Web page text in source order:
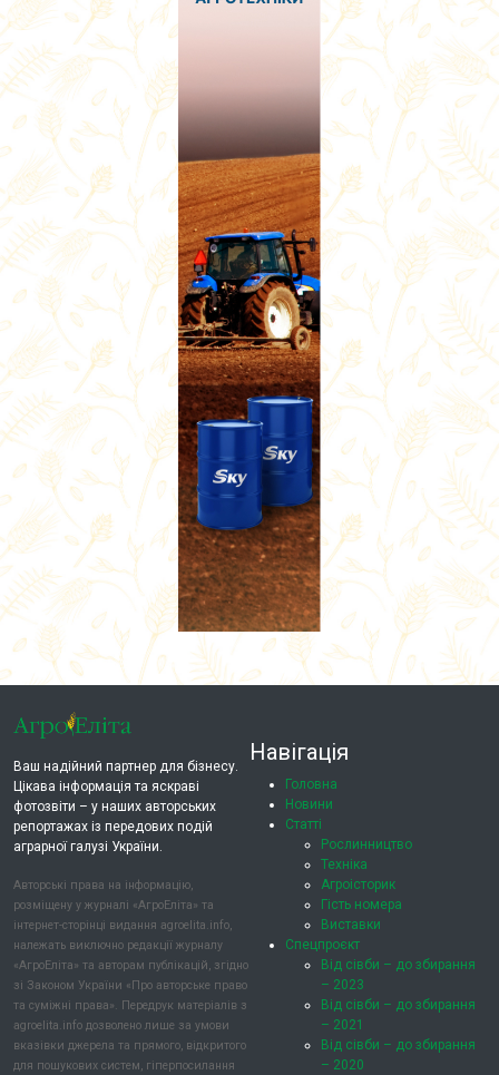
Ваш надійний партнер для бізнесу.
Цікава інформація та яскраві
фотозвіти – у наших авторських
репортажах із передових подій
аграрної галузі України.
Авторські права на інформацію,
розміщену у журналі «АгроЕліта» та
інтернет-сторінці видання agroelita.info,
належать виключно редакції журналу
«АгроЕліта» та авторам публікацій, згідно
зі Законом України «Про авторське право
та суміжні права». Передрук матеріалів з
agroelita.info дозволено лише за умови
вказівки джерела та прямого, відкритого
для пошукових систем, гіперпосилання
Навігація
Головна
Новини
Статті
Рослинництво
Техніка
Агроісторик
Гість номера
Виставки
Спецпроєкт
Від сівби – до збирання
– 2023
Від сівби – до збирання
– 2021
Від сівби – до збирання
– 2020